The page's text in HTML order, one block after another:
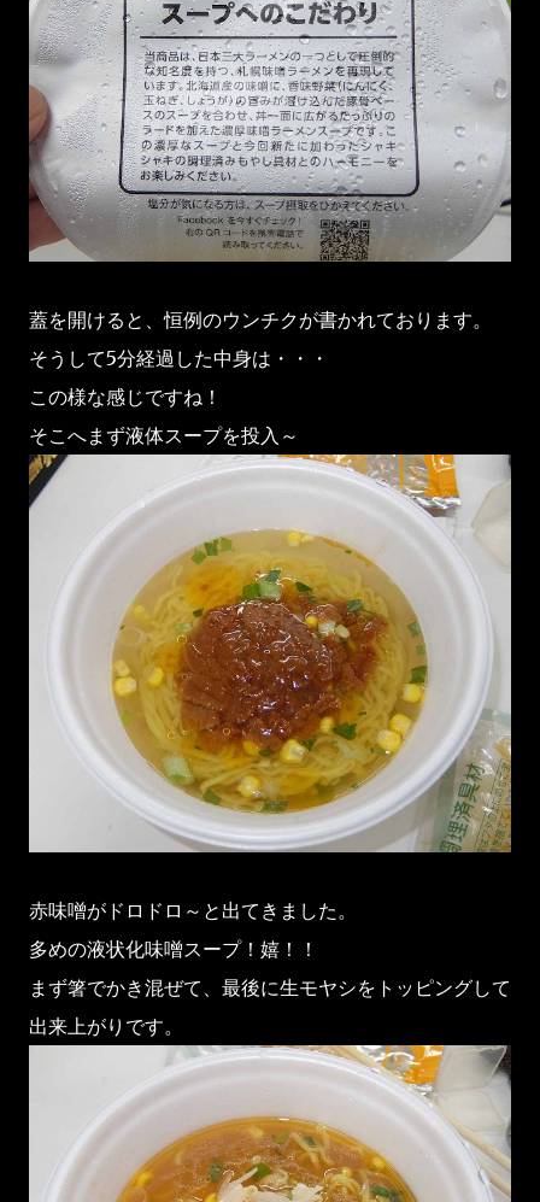
蓋を開けると、恒例のウンチクが書かれております。
そうして5分経過した中身は・・・
この様な感じですね！
そこへまず液体スープを投入～
赤味噌がドロドロ～と出てきました。
多めの液状化味噌スープ！嬉！！
まず箸でかき混ぜて、最後に生モヤシをトッピングして
出来上がりです。